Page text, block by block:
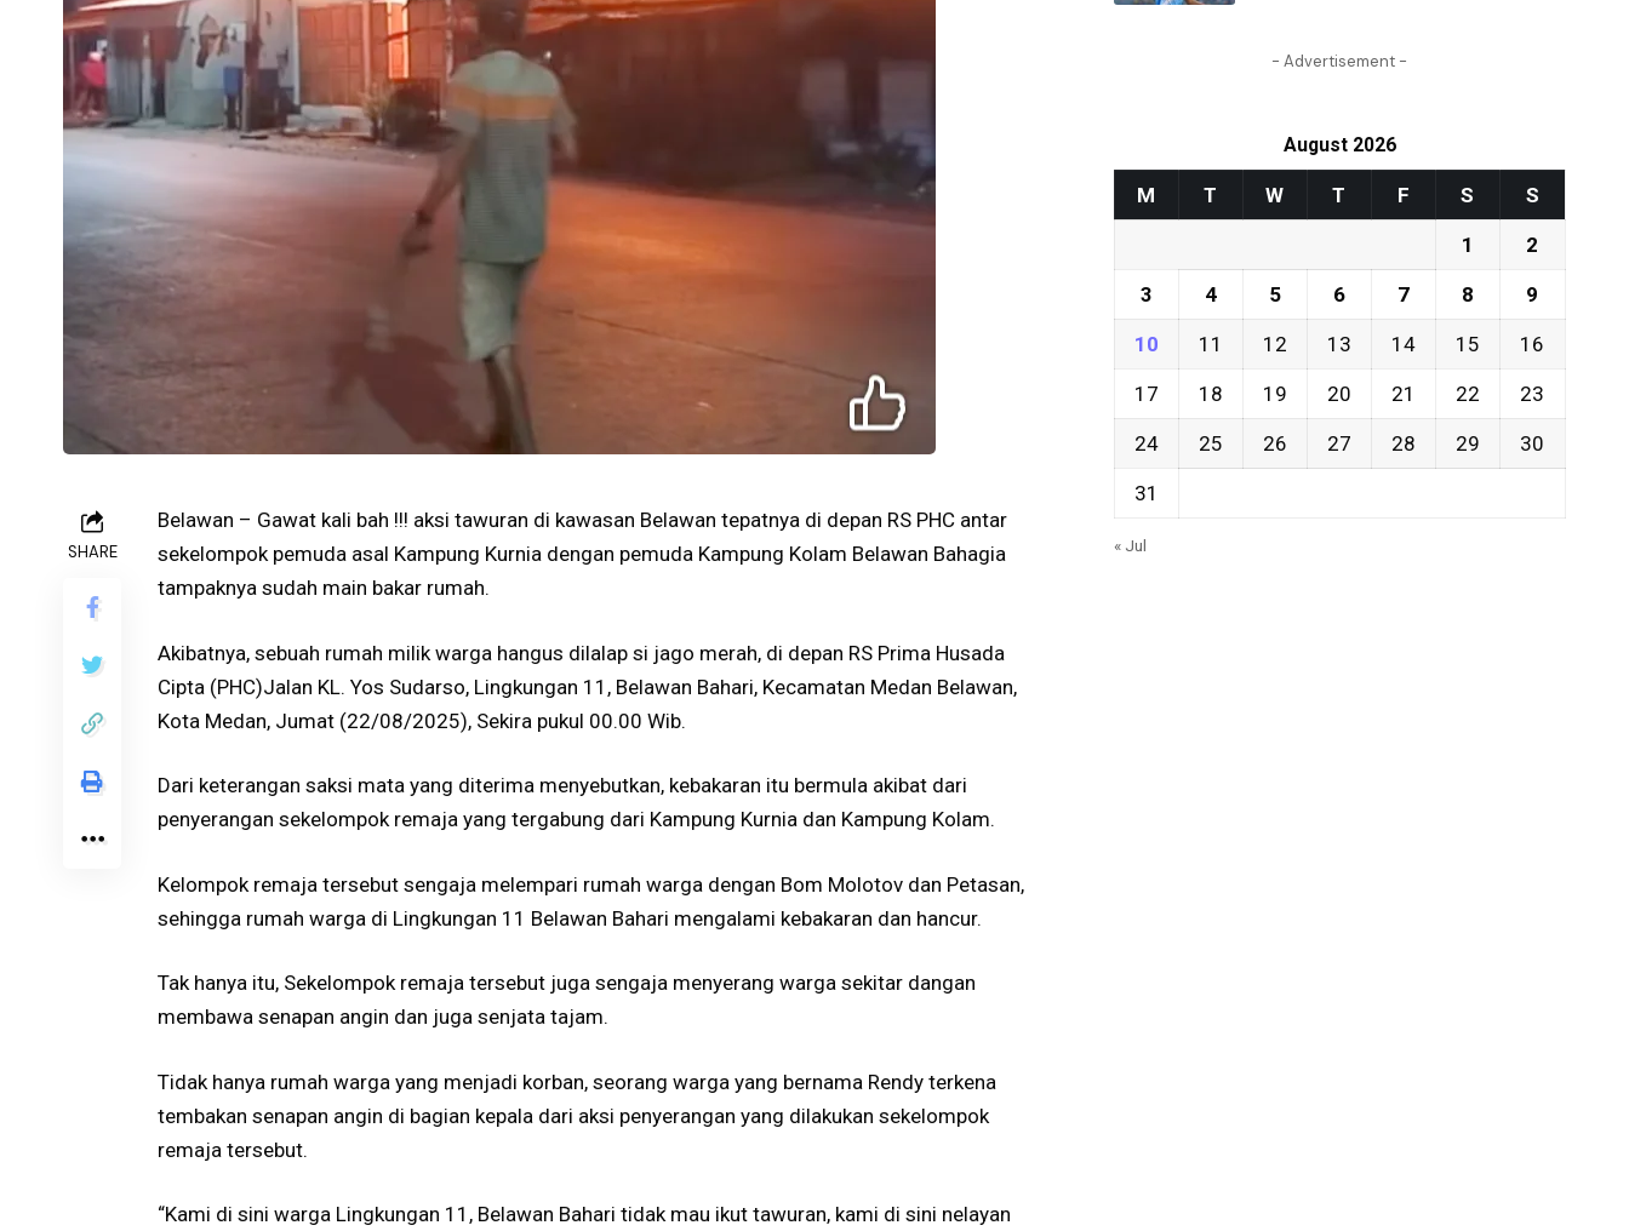
SHARE
Belawan – Gawat kali bah !!! aksi tawuran di kawasan Belawan tepatnya di depan RS PHC antar
sekelompok pemuda asal Kampung Kurnia dengan pemuda Kampung Kolam Belawan Bahagia
tampaknya sudah main bakar rumah.
Akibatnya, sebuah rumah milik warga hangus dilalap si jago merah, di depan RS Prima Husada
Cipta (PHC)Jalan KL. Yos Sudarso, Lingkungan 11, Belawan Bahari, Kecamatan Medan Belawan,
Kota Medan, Jumat (22/08/2025), Sekira pukul 00.00 Wib.
Dari keterangan saksi mata yang diterima menyebutkan, kebakaran itu bermula akibat dari
penyerangan sekelompok remaja yang tergabung dari Kampung Kurnia dan Kampung Kolam.
Kelompok remaja tersebut sengaja melempari rumah warga dengan Bom Molotov dan Petasan,
sehingga rumah warga di Lingkungan 11 Belawan Bahari mengalami kebakaran dan hancur.
Tak hanya itu, Sekelompok remaja tersebut juga sengaja menyerang warga sekitar dangan
membawa senapan angin dan juga senjata tajam.
Tidak hanya rumah warga yang menjadi korban, seorang warga yang bernama Rendy terkena
tembakan senapan angin di bagian kepala dari aksi penyerangan yang dilakukan sekelompok
remaja tersebut.
“Kami di sini warga Lingkungan 11, Belawan Bahari tidak mau ikut tawuran, kami di sini nelayan
- Advertisement -
August 2026
M T W T F S S
1 2
3 4 5 6 7 8 9
10 11 12 13 14 15 16
17 18 19 20 21 22 23
24 25 26 27 28 29 30
31
« Jul